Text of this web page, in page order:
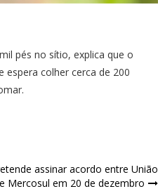
pés no sítio, explica que o
colher cerca de 200
assinar acordo entre União
Mercosul em 20 de dezembro